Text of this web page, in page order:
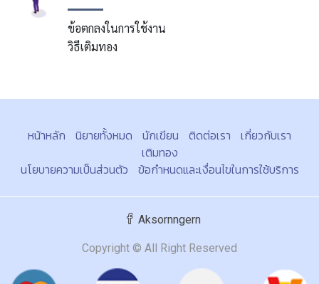
ข้อตกลงในการใช้งาน
วิธีเติมทอง
หน้าหลัก นิยายทั้งหมด นักเขียน ติดต่อเรา
เกี่ยวกับเรา
เติมทอง
นโยบายความเป็นส่วนตัว
ข้อกำหนดและเงื่อนไขในการใช้บริการ
Aksornngern
Copyright © All Right Reserved